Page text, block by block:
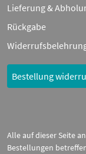
Lieferung &
Rückgabe
Bestellung
Alle auf dieser Seite
Bestellungen